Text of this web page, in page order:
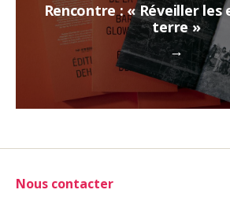
→
Rencontre : « Réveiller les
terre »
Nous contacter